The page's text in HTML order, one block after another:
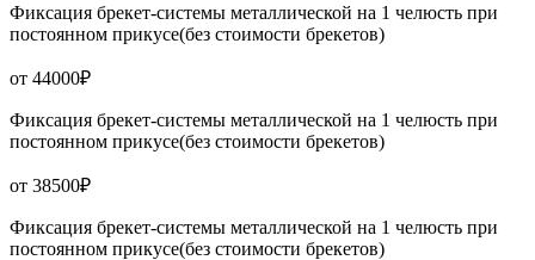
Фиксация брекет-системы металлической на 1 челюсть при
постоянном прикусе(без стоимости брекетов)
от 44000₽
Фиксация брекет-системы металлической на 1 челюсть при
постоянном прикусе(без стоимости брекетов)
от 38500₽
Фиксация брекет-системы металлической на 1 челюсть при
постоянном прикусе(без стоимости брекетов)